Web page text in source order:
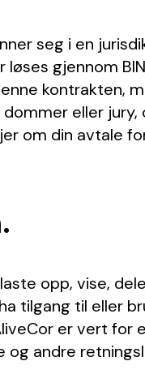
seg i en
gjennom
kontrakten,
dommer eller
om din avtale
opp, vise,
tilgang til eller
er vert
andre